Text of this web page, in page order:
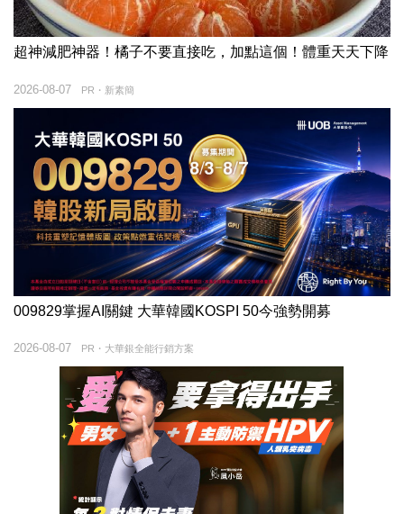
超神減肥神器！橘子不要直接吃，加點這個！體重天天下降
PR・新素簡
2026-08-07
009829掌握AI關鍵 大華韓國KOSPI 50今強勢開募
PR・大華銀全能行銷方案
2026-08-07